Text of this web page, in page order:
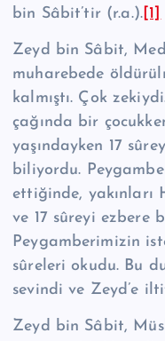
bin Sâbit’tir (r.a.). [1]
Zeyd bin Sâbit,
muharebede
kalmıştı. Çok
çağında bir
yaşındayken 17
biliyordu.
ettiğinde, yakınları
ve 17 sûreyi ezbere
Pey­gamberimizin
sûreleri okudu. Bu
sevindi ve Zeyd’e
Zeyd bin Sâbit,